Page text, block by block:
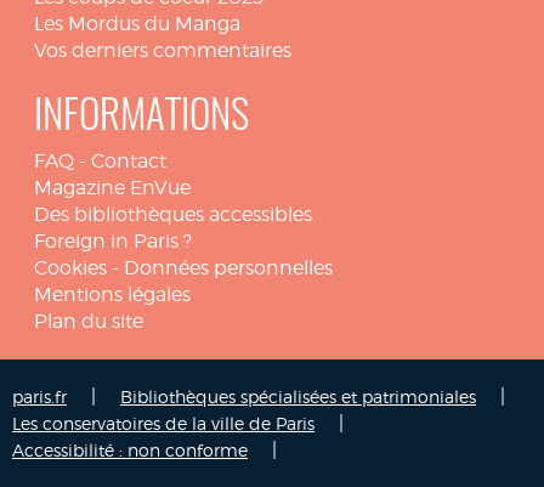
Les Mordus du Manga
Vos derniers commentaires
INFORMATIONS
FAQ - Contact
Magazine EnVue
Des bibliothèques accessibles
Foreign in Paris ?
Cookies - Données personnelles
Mentions légales
Plan du site
paris.fr Bibliothèques spécialisées et patrimoniales
Les conservatoires de la ville de Paris
Accessibilité : non conforme